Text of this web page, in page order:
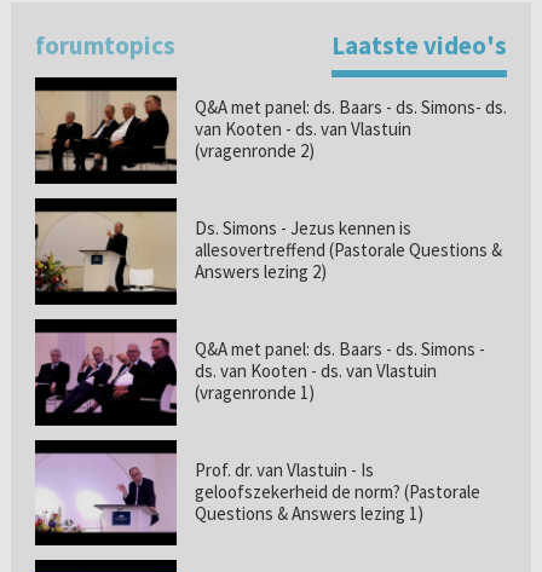
forumtopics Laatste video's
Q&A met panel: ds. Baars - ds. Simons- ds.
van Kooten - ds. van Vlastuin
(vragenronde 2)
Ds. Simons - Jezus kennen is
allesovertreffend (Pastorale Questions &
Answers lezing 2)
Q&A met panel: ds. Baars - ds. Simons -
ds. van Kooten - ds. van Vlastuin
(vragenronde 1)
Prof. dr. van Vlastuin - Is
geloofszekerheid de norm? (Pastorale
Questions & Answers lezing 1)